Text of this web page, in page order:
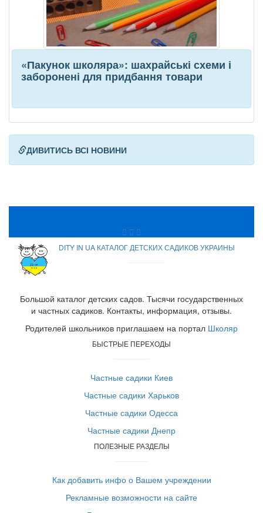
«Пакунок школяра»: шахрайські схеми і
заборонені для придбання товари
ДИВИТИСЬ ВСІ НОВИНИ
DITY IN UA КАТАЛОГ ДЕТСКИХ САДИКОВ УКРАИНЫ
Большой каталог детских садов. Тысячи государственных
и частных садиков. Контакты, информация, отзывы.
Родителей школьников приглашаем на портал Школяр
БЫСТРЫЕ ПЕРЕХОДЫ
Частные садики Киев
Частные садики Харьков
Частные садики Одесса
Частные садики Днепр
ПОЛЕЗНЫЕ РАЗДЕЛЫ
Как добавить инфо о Вашем учреждении
Рекламные возможности на сайте